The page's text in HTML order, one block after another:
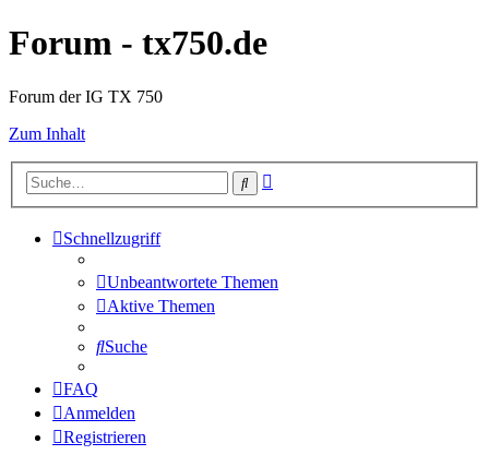
Forum - tx750.de
Forum der IG TX 750
Zum Inhalt
Suche
Schnellzugriff
Unbeantwortete Themen
Aktive Themen
Suche
FAQ
Anmelden
Registrieren